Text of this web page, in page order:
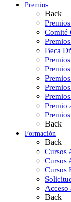
Premios
Back
Comité
Beca
Premio
Back
Formación
Back
Cursos
Cursos
Cursos
Acceso
Back